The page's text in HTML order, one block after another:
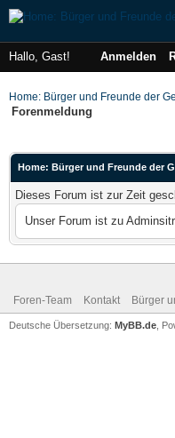
Hallo, Gast! Anmelden
Home: Bürger und Freunde der
Forenmeldung
Home: Bürger und Freunde der
Dieses Forum ist zur Zeit
Unser Forum ist zu
Foren-Team Kontakt Bürger
Deutsche Übersetzung: MyBB.de ,